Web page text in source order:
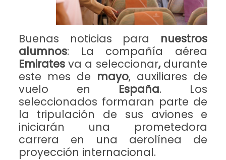
Buenas noticias para nuestros
alumnos: La compañía aérea
Emiratesva a seleccionar, durante
este mes de mayo, auxiliares de
vuelo en España. Los
seleccionados formaran parte de
la tripulación de sus aviones e
iniciarán una prometedora
carrera en una aerolínea de
proyección internacional.